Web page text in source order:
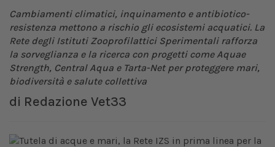
Cambiamenti climatici, inquinamento e antibiotico-
resistenza mettono a rischio gli ecosistemi acquatici. La
Rete degli Istituti Zooprofilattici Sperimentali rafforza
la sorveglianza e la ricerca con progetti come Aquae
Strength, Central Aqua e Tarta-Net per proteggere mari,
biodiversità e salute collettiva
di Redazione Vet33